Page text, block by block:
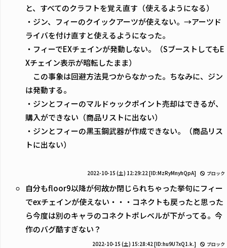
と、すべてのクラフトを覚え直す（使えるようになる）
・ジン、フィーのクイックアーツが使えない。→アーツド
ライバを付け直すと使えるようになった。
・フィーでEXチェインが発動しない。（SブーストしてもE
Xチェイン表示が暗転したまま）
この事象は回避方法見つからなかった。ちなみに、ジン
は発動する。
・ジンとフィーのマルドゥックポイント売却はできるが、
購入ができない（商品リストに出ない）
・ジンとフィーの黒玉鋼武器が作成できない。（商品リス
トに出ない）
2022-10-15 (土) 12:29:22[ID:MzRyMnyhQpA] ブロック
自分もfloor9以降が何故か閉じられちゃった挙句にフィー
でexチェインが使えない・・・コネクトも戻ったと思った
ら今度は別のキャラのコネクトポレベルが下がってる。今
作のバグ酷すぎない？
2022-10-15 (土) 15:28:42 [ID:hu9U7xQ1.k.] ブロック